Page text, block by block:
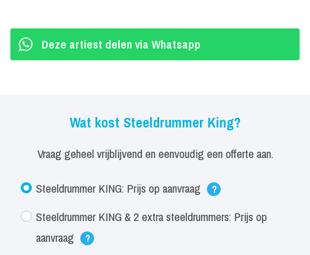
Deze artiest delen via Whatsapp
Wat kost Steeldrummer King?
Vraag geheel vrijblijvend en eenvoudig een offerte aan.
Steeldrummer KING: Prijs op aanvraag ?
Steeldrummer KING & 2 extra steeldrummers: Prijs op
aanvraag
?